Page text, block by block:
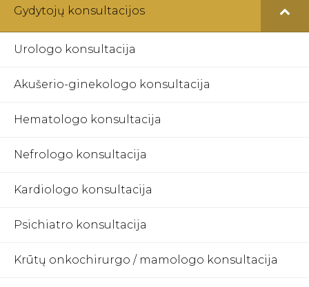
Gydytojų konsultacijos
Urologo konsultacija
Akušerio-ginekologo konsultacija
Hematologo konsultacija
Nefrologo konsultacija
Kardiologo konsultacija
Psichiatro konsultacija
Krūtų onkochirurgo / mamologo konsultacija